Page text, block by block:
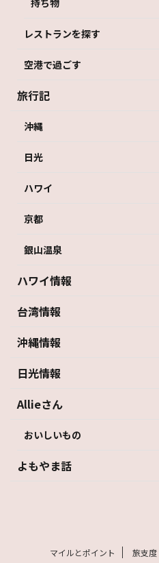
レストランを探す
空港で過ごす
旅行記
沖縄
日光
ハワイ
京都
銀山温泉
ハワイ情報
台湾情報
沖縄情報
日光情報
Allieさん
おいしいもの
よもやま話
マイルとポイント 旅支度